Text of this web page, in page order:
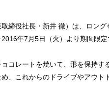
締役社長・新井 徹）は、ロン
年7月5日（火）より期間限定
コレートを焼いて、形を保持
、これからのドライブやアウト